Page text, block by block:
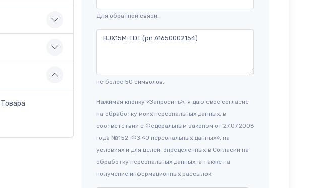
Для обратной связи.
не более 50 символов.
Нажимая кнопку «Запросить», я даю свое согласие
на обработку моих персональных данных, в
соответствии с Федеральным законом от 27.07.2006
года №152-ФЗ «О персональных данных», на
условиях и для целей, определенных в Согласии на
обработку персональных данных, а также на
получение информационных рассылок.